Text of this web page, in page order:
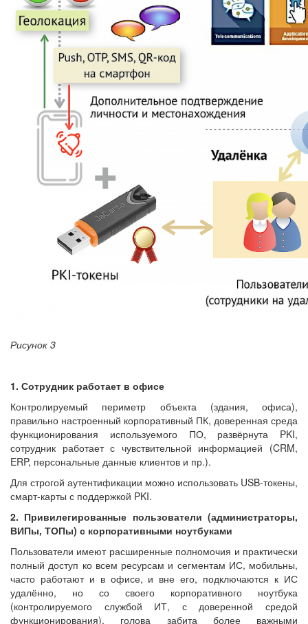
Рисунок 3
1. Сотрудник работает в офисе
Контролируемый периметр объекта (здания, офиса),
правильно настроенный корпоративный ПК, доверенная среда
функционирования используемого ПО, развёрнута PKI,
сотрудник работает с чувствительной информацией (CRM,
ERP, персональные данные клиентов и пр.).
Для строгой аутентификации можно использовать USB-токены,
смарт-карты с поддержкой PKI.
2. Привилегированные пользователи (администраторы,
ВИПы, ТОПы) с корпоративными ноутбуками
Пользователи имеют расширенные полномочия и практически
полный доступ ко всем ресурсам и сегментам ИС, мобильны,
часто работают и в офисе, и вне его, подключаются к ИС
удалённо, но со своего корпоративного ноутбука
(контролируемого службой ИТ, с доверенной средой
функционирования), голова забита более важными